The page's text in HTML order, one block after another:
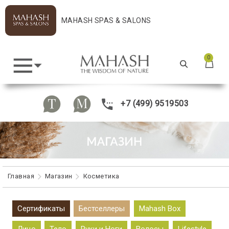
MAHASH SPAS & SALONS
0
+7 (499) 9519503
Главная Maгазин Косметика
Сертификаты Бестселлеры Mahash Box